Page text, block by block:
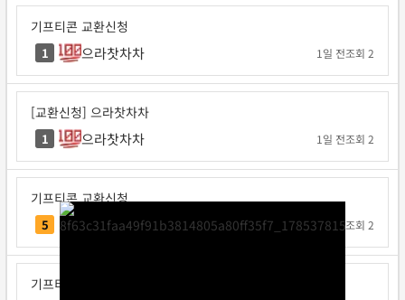
기프티콘 교환신청
1 으라찻차차 1일 전조회 2
[교환신청] 으라찻차차
1 으라찻차차 1일 전조회 2
기프티콘 교환신청
5 요코지나 1일 전조회 2
기프티콘 교환신청